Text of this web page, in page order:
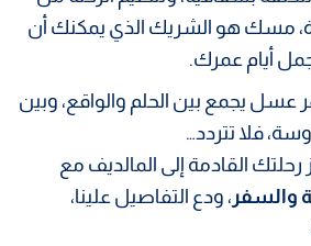
مسك هو الشريك الذي يمكنك أن
أيام عمرك.
يجمع بين الحلم والواقع، وبين
فلا تتردد…
رحلتك القادمة إلى المالديف مع
والسفر ، ودع التفاصيل علينا،